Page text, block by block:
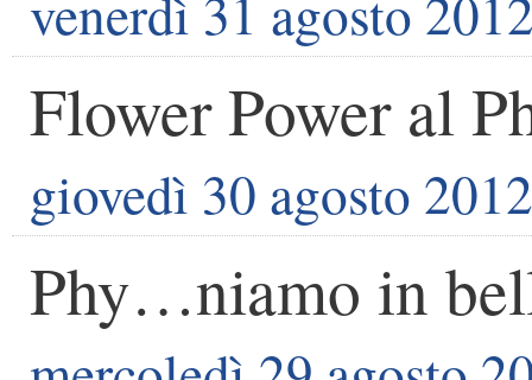
Flower Power al
giovedì 30 agosto 2012
Phy…niamo in